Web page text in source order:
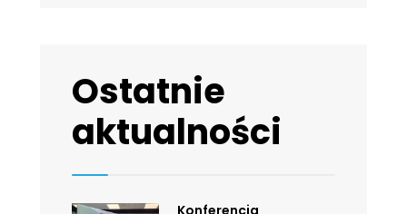
Ostatnie
aktualności
Konferencja